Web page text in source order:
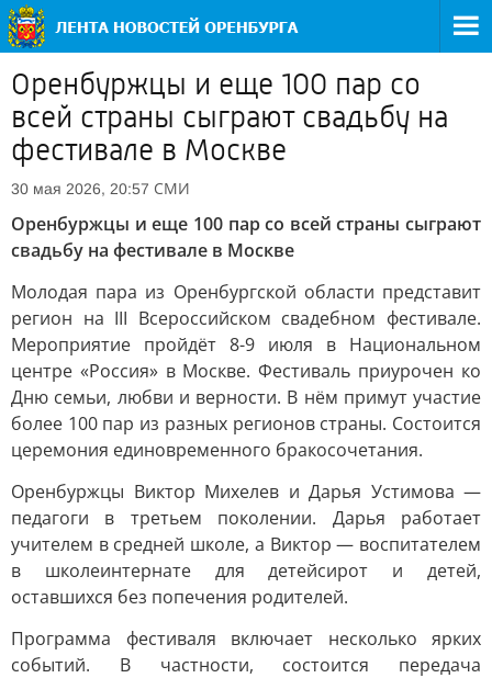
Оренбуржцы и еще 100 пар со
всей страны сыграют свадьбу на
фестивале в Москве
30 мая 2026, 20:57 СМИ
Оренбуржцы и еще 100 пар со всей страны сыграют
свадьбу на фестивале в Москве
Молодая пара из Оренбургской области представит
регион на III Всероссийском свадебном фестивале.
Мероприятие пройдёт 8-9 июля в Национальном
центре «Россия» в Москве. Фестиваль приурочен ко
Дню семьи, любви и верности. В нём примут участие
более 100 пар из разных регионов страны. Состоится
церемония единовременного бракосочетания.
Оренбуржцы Виктор Михелев и Дарья Устимова —
педагоги в третьем поколении. Дарья работает
учителем в средней школе, а Виктор — воспитателем
в школеинтернате для детейсирот и детей,
оставшихся без попечения родителей.
Программа фестиваля включает несколько ярких
событий. В частности, состоится передача